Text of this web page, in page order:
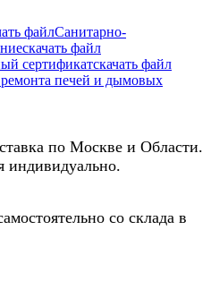
файлСанитарно-
скачать файл
сертификатскачать файл
ремонта печей и дымовых
по Москве и Области.
индивидуально.
со склада в